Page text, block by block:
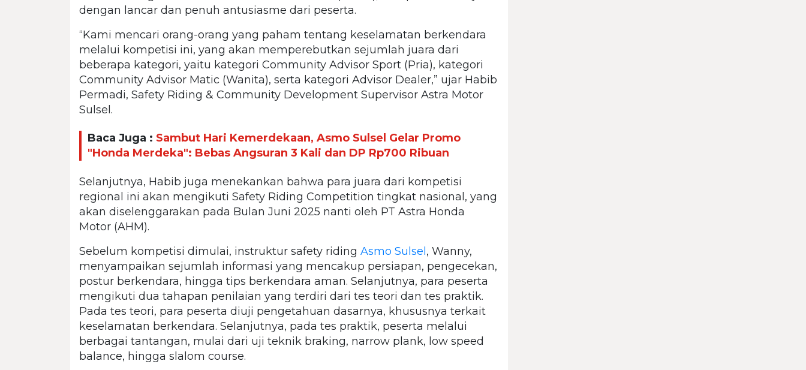
dengan lancar dan penuh antusiasme dari peserta.
“Kami mencari orang-orang yang paham tentang keselamatan berkendara
melalui kompetisi ini, yang akan memperebutkan sejumlah juara dari
beberapa kategori, yaitu kategori Community Advisor Sport (Pria), kategori
Community Advisor Matic (Wanita), serta kategori Advisor Dealer,” ujar Habib
Permadi, Safety Riding & Community Development Supervisor Astra Motor
Sulsel.
Baca Juga : Sambut Hari Kemerdekaan, Asmo Sulsel Gelar Promo
"Honda Merdeka": Bebas Angsuran 3 Kali dan DP Rp700 Ribuan
Selanjutnya, Habib juga menekankan bahwa para juara dari kompetisi
regional ini akan mengikuti Safety Riding Competition tingkat nasional, yang
akan diselenggarakan pada Bulan Juni 2025 nanti oleh PT Astra Honda
Motor (AHM).
Sebelum kompetisi dimulai, instruktur safety riding Asmo Sulsel, Wanny,
menyampaikan sejumlah informasi yang mencakup persiapan, pengecekan,
postur berkendara, hingga tips berkendara aman. Selanjutnya, para peserta
mengikuti dua tahapan penilaian yang terdiri dari tes teori dan tes praktik.
Pada tes teori, para peserta diuji pengetahuan dasarnya, khususnya terkait
keselamatan berkendara. Selanjutnya, pada tes praktik, peserta melalui
berbagai tantangan, mulai dari uji teknik braking, narrow plank, low speed
balance, hingga slalom course.